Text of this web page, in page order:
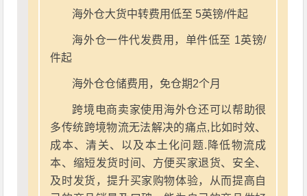
海外仓大货中转费用低至 5英镑/件起
海外仓一件代发费用，单件低至 1英镑/
件起
海外仓仓储费用，免仓期2个月
跨境电商卖家使用海外仓还可以帮助很
多传统跨境物流无法解决的痛点,比如时效、
成本、清关、以及本土化问题.降低物流成
本、缩短发货时间、方便买家退货、安全、
及时发货，提升买家购物体验，从而提高自